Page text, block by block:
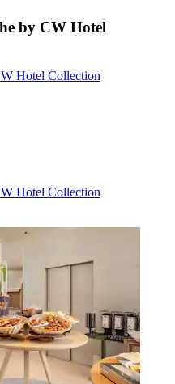
by CW Hotel
Hotel Collection
Hotel Collection